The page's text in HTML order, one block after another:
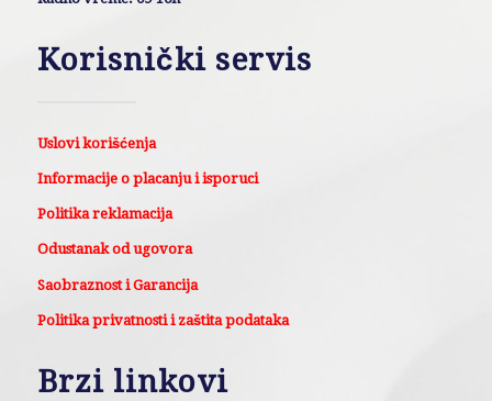
Korisnički servis
Uslovi korišćenja
Informacije o placanju i isporuci
Politika reklamacija
Odustanak od ugovora
Saobraznost i Garancija
Politika privatnosti i zaštita podataka
Brzi linkovi